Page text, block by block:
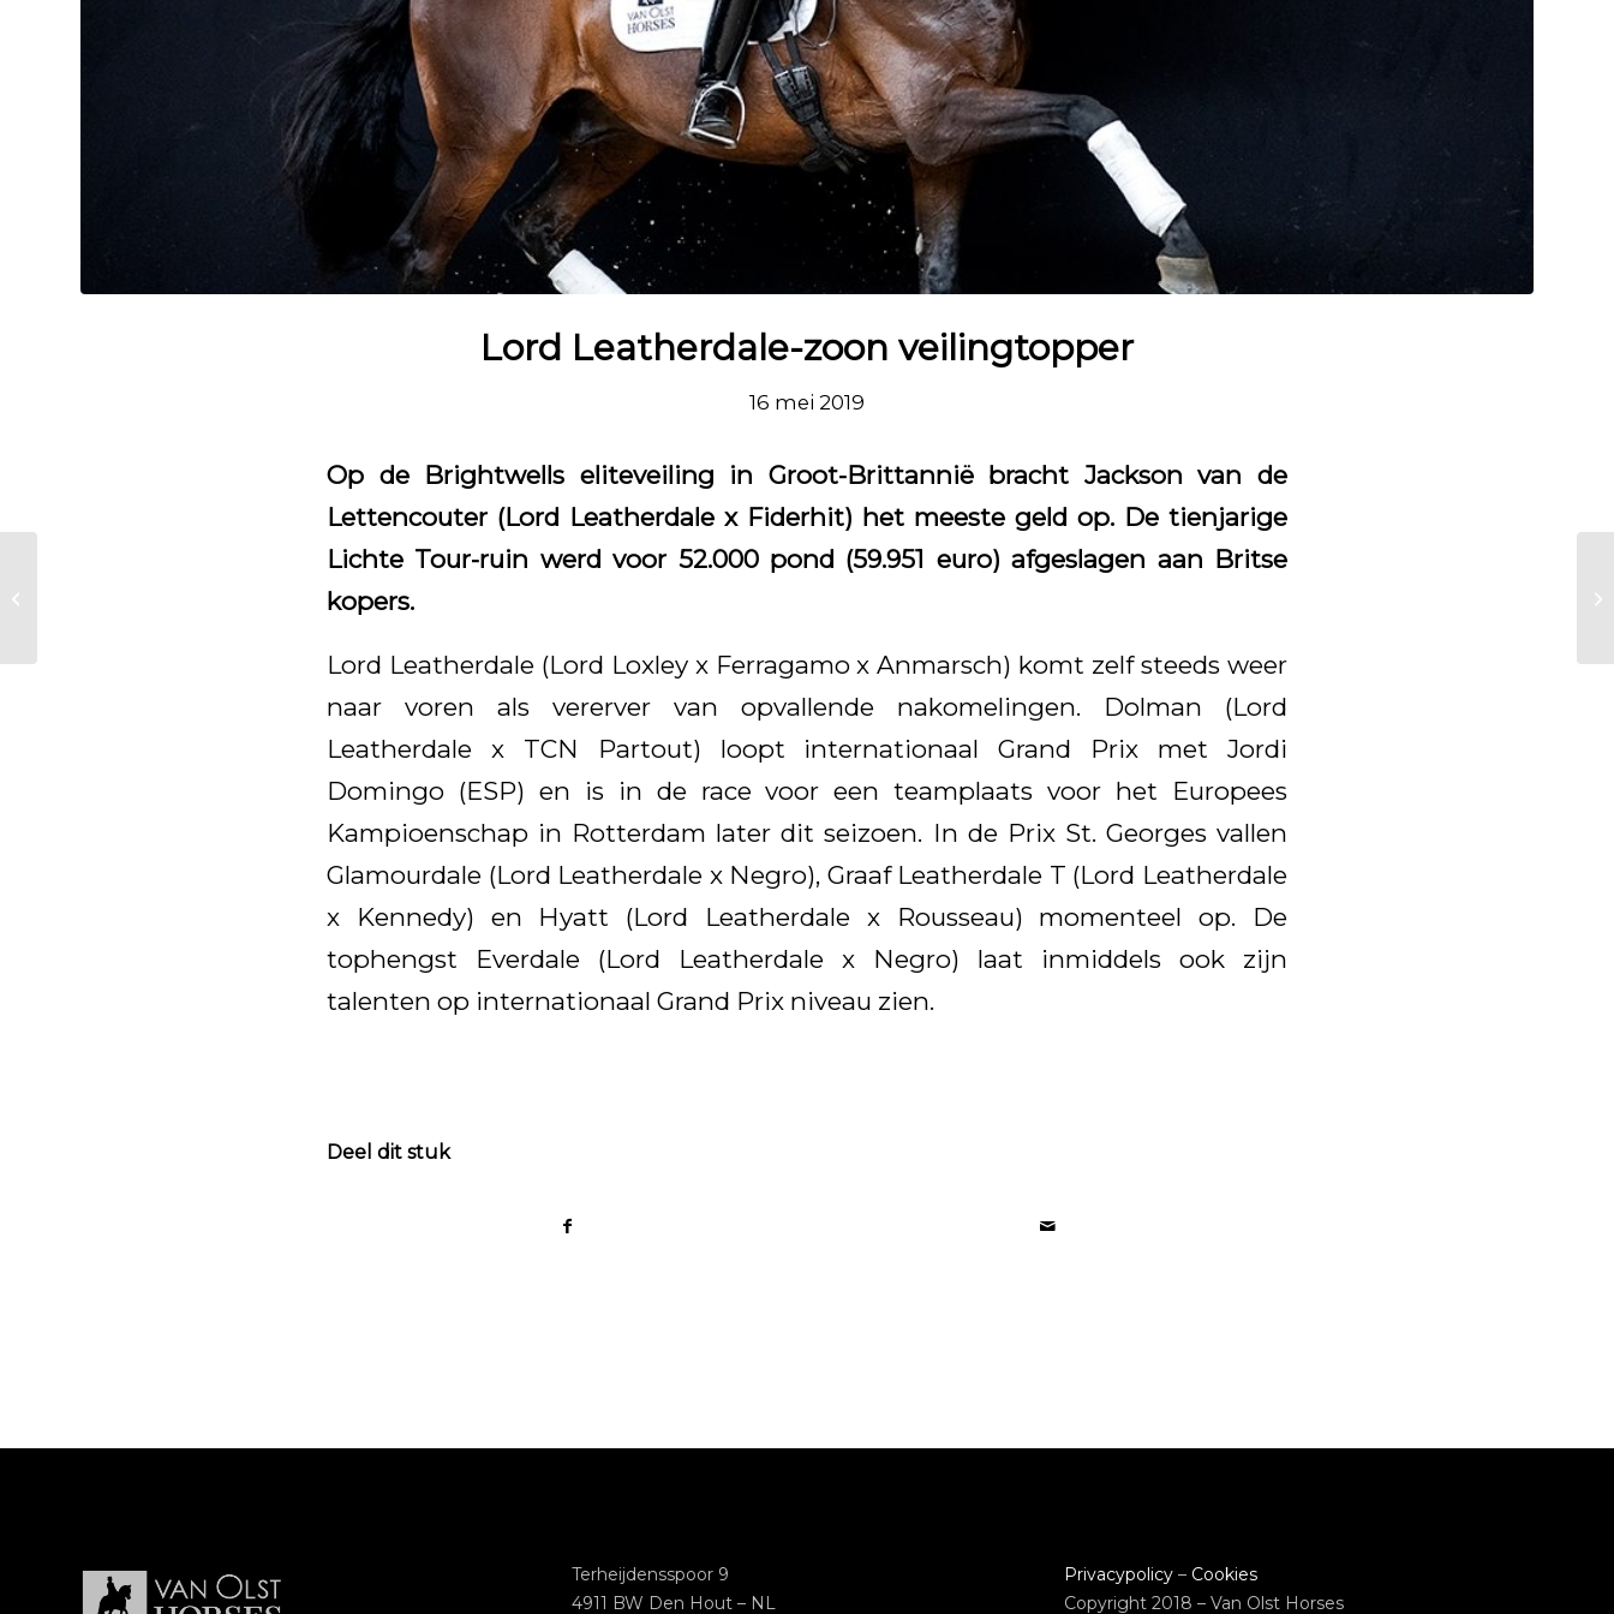
Lord Leatherdale-zoon veilingtopper
16 mei 2019
Op de Brightwells eliteveiling in Groot-Brittannië bracht Jackson van de
Lettencouter (Lord Leatherdale x Fiderhit) het meeste geld op. De tienjarige
Lichte Tour-ruin werd voor 52.000 pond (59.951 euro) afgeslagen aan Britse
kopers.
Lord Leatherdale (Lord Loxley x Ferragamo x Anmarsch) komt zelf steeds weer
naar voren als vererver van opvallende nakomelingen. Dolman (Lord
Leatherdale x TCN Partout) loopt internationaal Grand Prix met Jordi
Domingo (ESP) en is in de race voor een teamplaats voor het Europees
Kampioenschap in Rotterdam later dit seizoen. In de Prix St. Georges vallen
Glamourdale (Lord Leatherdale x Negro), Graaf Leatherdale T (Lord Leatherdale
x Kennedy) en Hyatt (Lord Leatherdale x Rousseau) momenteel op. De
tophengst Everdale (Lord Leatherdale x Negro) laat inmiddels ook zijn
talenten op internationaal Grand Prix niveau zien.
Deel dit stuk
Terheijdensspoor 9
4911 BW Den Hout – NL
Privacypolicy– Cookies
Copyright 2018 – Van Olst Horses